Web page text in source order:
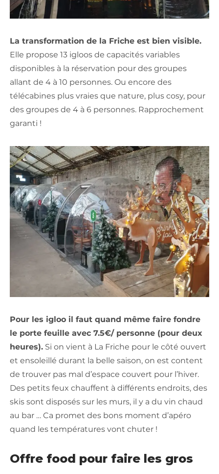
La transformation de la Friche est bien visible.
Elle propose 13 igloos de capacités variables
disponibles à la réservation pour des groupes
allant de 4 à 10 personnes. Ou encore des
télécabines plus vraies que nature, plus cosy, pour
des groupes de 4 à 6 personnes. Rapprochement
garanti !
Pour les igloo il faut quand même faire fondre
le porte feuille avec 7.5€/ personne (pour deux
heures). Si on vient à La Friche pour le côté ouvert
et ensoleillé durant la belle saison, on est content
de trouver pas mal d’espace couvert pour l’hiver.
Des petits feux chauffent à différents endroits, des
skis sont disposés sur les murs, il y a du vin chaud
au bar … Ca promet des bons moment d’apéro
quand les températures vont chuter !
Offre food pour faire les gros